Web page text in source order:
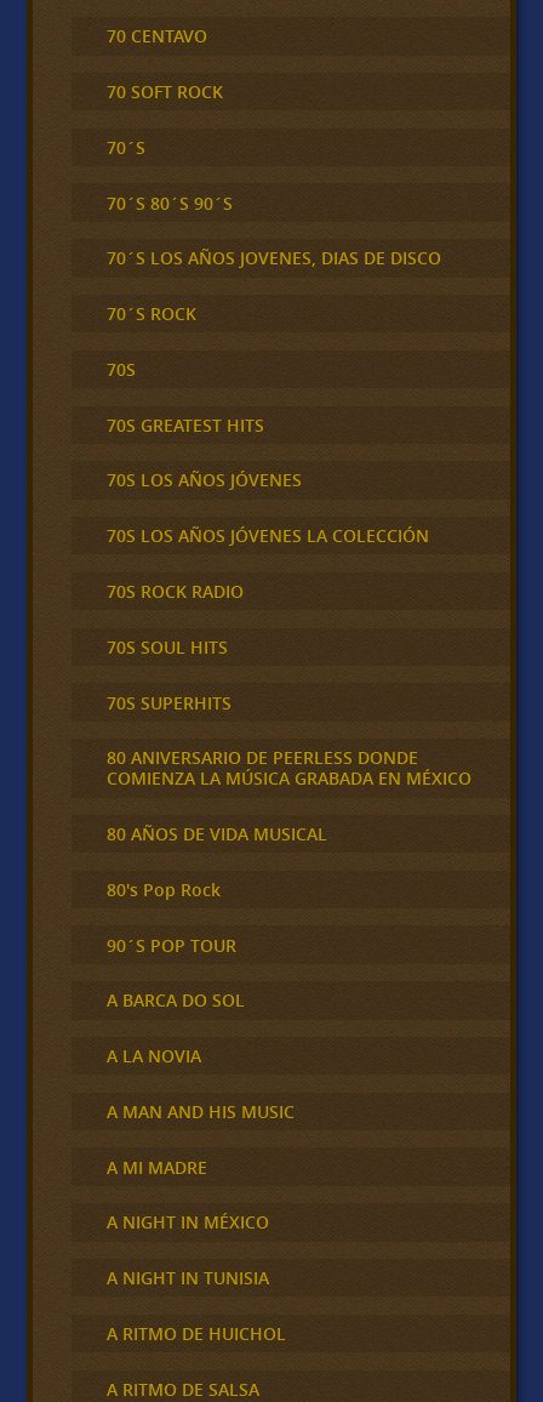
70 CENTAVO
70 SOFT ROCK
70´S
70´S 80´S 90´S
70´S LOS AÑOS JOVENES, DIAS DE DISCO
70´S ROCK
70S
70S GREATEST HITS
70S LOS AÑOS JÓVENES
70S LOS AÑOS JÓVENES LA COLECCIÓN
70S ROCK RADIO
70S SOUL HITS
70S SUPERHITS
80 ANIVERSARIO DE PEERLESS DONDE
COMIENZA LA MÚSICA GRABADA EN MÉXICO
80 AÑOS DE VIDA MUSICAL
80's Pop Rock
90´S POP TOUR
A BARCA DO SOL
A LA NOVIA
A MAN AND HIS MUSIC
A MI MADRE
A NIGHT IN MÉXICO
A NIGHT IN TUNISIA
A RITMO DE HUICHOL
A RITMO DE SALSA